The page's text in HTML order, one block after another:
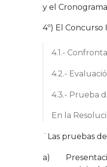
y el
4º) El Concurso
4.1.-
4.2.-
4.3.- Prueba
En la
¨Las pruebas
a)